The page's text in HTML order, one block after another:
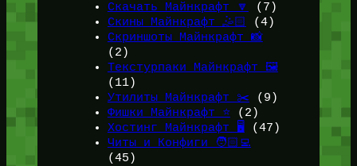
Скачать Майнкрафт 🔽
(7)
Скины Майнкрафт 🤹🏻
(4)
Скриншоты Майнкрафт 📸
(2)
Текстурпаки Майнкрафт 🖼️
(11)
Утилиты Майнкрафт ✂️ (9)
Фишки Майнкрафт ⭐(2)
Хостинг Майнкрафт 🖥️ (47)
Читы и Конфиги 🧑🏻‍💻
(45)